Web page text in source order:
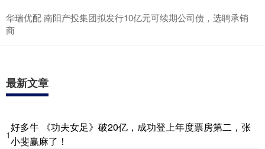
华瑞优配 南阳产投集团拟发行10亿元可续期公司债，选聘承销
商
最新文章
1
好多牛 《功夫女足》破20亿，成功登上年度票房第二，张
小斐赢麻了！